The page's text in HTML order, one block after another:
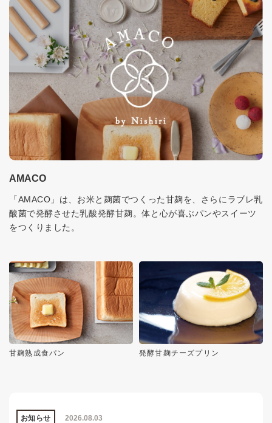
AMACO
「AMACO」は、お米と麹菌でつくった甘麹を、さらにラブレ乳
酸菌で発酵させた乳酸発酵甘麹。体と心が喜ぶパンやスイーツ
をつくりました。
甘麹熟成食パン 発酵甘麹チーズプリン
2026.08.03
お知らせ